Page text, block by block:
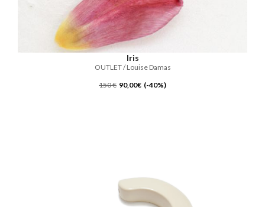
Iris
OUTLET / Louise Damas
150 € 90,00€ (-40%)